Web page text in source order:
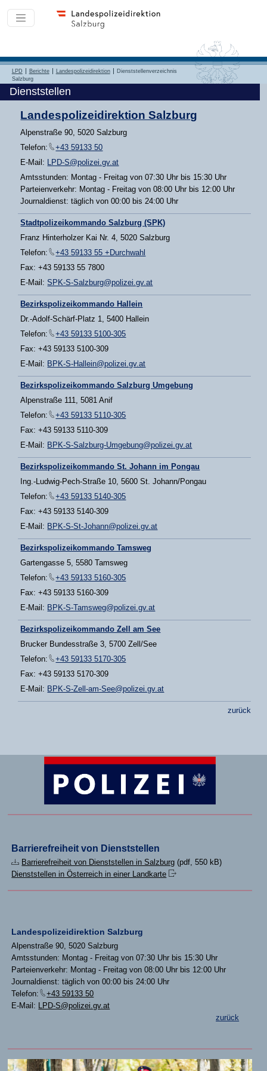
LPD Berichte Landespolizeidirektion
Dienststellenverzeichnis
Salzburg
Dienststellen
Landespolizeidirektion Salzburg
Alpenstraße 90, 5020 Salzburg
Telefon:
+43 59133 50
E-Mail: LPD-S@polizei.gv.at
Amtsstunden: Montag - Freitag von 07:30 Uhr bis 15:30 Uhr
Parteienverkehr: Montag - Freitag von 08:00 Uhr bis 12:00 Uhr
Journaldienst: täglich von 00:00 bis 24:00 Uhr
Stadtpolizeikommando Salzburg (SPK)
Franz Hinterholzer Kai Nr. 4, 5020 Salzburg
Telefon:
+43 59133 55 +Durchwahl
Fax: +43 59133 55 7800
E-Mail:SPK-S-Salzburg@polizei.gv.at
Bezirkspolizeikommando Hallein
Dr.-Adolf-Schärf-Platz 1, 5400 Hallein
Telefon:
+43 59133 5100-305
Fax: +43 59133 5100-309
E-Mail: BPK-S-Hallein@polizei.gv.at
Bezirkspolizeikommando Salzburg Umgebung
Alpenstraße 111, 5081 Anif
Telefon:
+43 59133 5110-305
Fax: +43 59133 5110-309
E-Mail: BPK-S-Salzburg-Umgebung@polizei.gv.at
Bezirkspolizeikommando St. Johann im Pongau
Ing.-Ludwig-Pech-Straße 10, 5600 St. Johann/Pongau
Telefon:
+43 59133 5140-305
Fax: +43 59133 5140-309
E-Mail: BPK-S-St-Johann@polizei.gv.at
Bezirkspolizeikommando Tamsweg
Gartengasse 5, 5580 Tamsweg
Telefon:
+43 59133 5160-305
Fax: +43 59133 5160-309
E-Mail: BPK-S-Tamsweg@polizei.gv.at
Bezirkspolizeikommando Zell am See
Brucker Bundesstraße 3, 5700 Zell/See
Telefon:
+43 59133 5170-305
Fax: +43 59133 5170-309
E-Mail: BPK-S-Zell-am-See@polizei.gv.at
zurück
Barrierefreiheit von Dienststellen
Barrierefreiheit von Dienststellen in Salzburg (pdf, 550 kB)
Dienststellen in Österreich in einer Landkarte
Landespolizeidirektion Salzburg
Alpenstraße 90, 5020 Salzburg
Amtsstunden: Montag - Freitag von 07:30 Uhr bis 15:30 Uhr
Parteienverkehr: Montag - Freitag von 08:00 Uhr bis 12:00 Uhr
Journaldienst: täglich von 00:00 bis 24:00 Uhr
Telefon:
+43 59133 50
E-Mail: LPD-S@polizei.gv.at
zurück